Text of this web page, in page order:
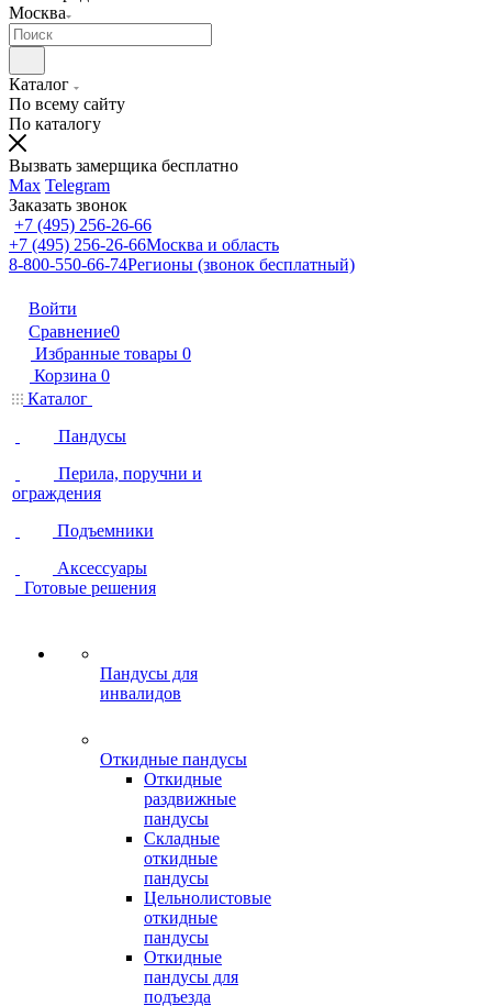
Москва
Каталог
По всему сайту
По каталогу
Вызвать замерщика бесплатно
Max Telegram
Заказать звонок
+7 (495) 256-26-66
+7 (495) 256-26-66Москва и область
8-800-550-66-74Регионы (звонок бесплатный)
Войти
Сравнение0
Избранные товары 0
Корзина 0
Каталог
Пандусы
Перила, поручни и
ограждения
Подъемники
Аксессуары
Готовые решения
Пандусы для
инвалидов
Откидные пандусы
Откидные
раздвижные
пандусы
Складные
откидные
пандусы
Цельнолистовые
откидные
пандусы
Откидные
пандусы для
подъезда